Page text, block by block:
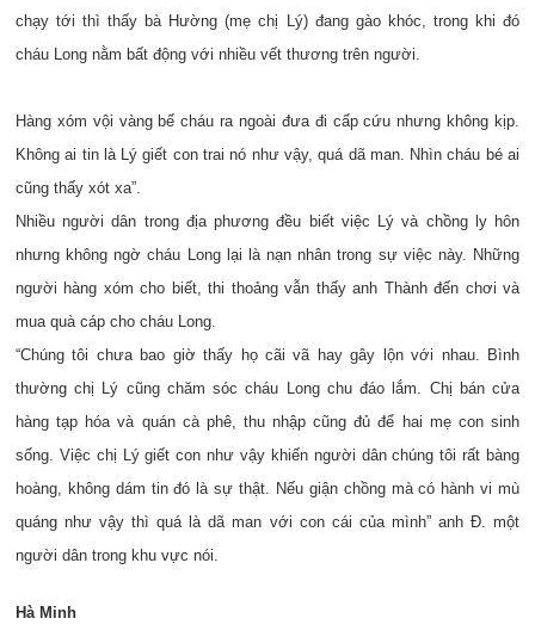
chạy tới thì thấy bà Hường (mẹ chị Lý) đang gào khóc, trong khi đó
cháu Long nằm bất động với nhiều vết thương trên người.
Hàng xóm vội vàng bế cháu ra ngoài đưa đi cấp cứu nhưng không kịp.
Không ai tin là Lý giết con trai nó như vậy, quá dã man. Nhìn cháu bé ai
cũng thấy xót xa”.
Nhiều người dân trong địa phương đều biết việc Lý và chồng ly hôn
nhưng không ngờ cháu Long lại là nạn nhân trong sự việc này. Những
người hàng xóm cho biết, thi thoảng vẫn thấy anh Thành đến chơi và
mua quà cáp cho cháu Long.
“Chúng tôi chưa bao giờ thấy họ cãi vã hay gây lộn với nhau. Bình
thường chị Lý cũng chăm sóc cháu Long chu đáo lắm. Chị bán cửa
hàng tạp hóa và quán cà phê, thu nhập cũng đủ để hai mẹ con sinh
sống. Việc chị Lý giết con như vậy khiến người dân chúng tôi rất bàng
hoàng, không dám tin đó là sự thật. Nếu giận chồng mà có hành vi mù
quáng như vậy thì quá là dã man với con cái của mình” anh Đ. một
người dân trong khu vực nói.
Hà Minh